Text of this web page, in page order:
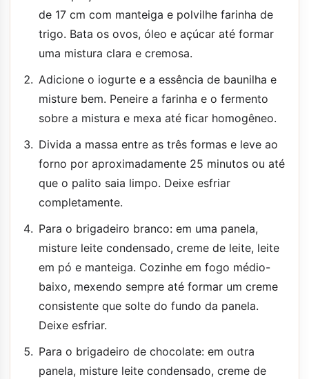
de 17 cm com manteiga e polvilhe farinha de
trigo. Bata os ovos, óleo e açúcar até formar
uma mistura clara e cremosa.
Adicione o iogurte e a essência de baunilha e
misture bem. Peneire a farinha e o fermento
sobre a mistura e mexa até ficar homogêneo.
Divida a massa entre as três formas e leve ao
forno por aproximadamente 25 minutos ou até
que o palito saia limpo. Deixe esfriar
completamente.
Para o brigadeiro branco: em uma panela,
misture leite condensado, creme de leite, leite
em pó e manteiga. Cozinhe em fogo médio-
baixo, mexendo sempre até formar um creme
consistente que solte do fundo da panela.
Deixe esfriar.
Para o brigadeiro de chocolate: em outra
panela, misture leite condensado, creme de